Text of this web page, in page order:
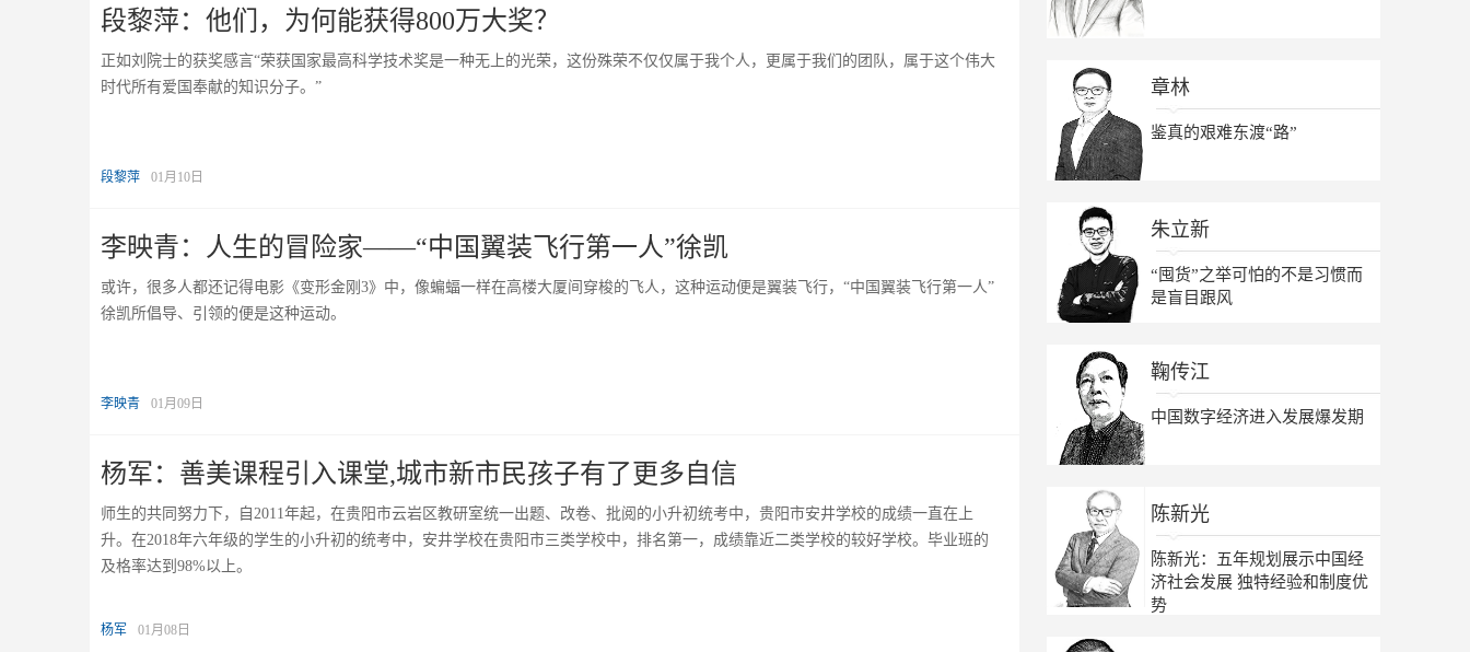
段黎萍：他们，为何能获得800万大奖？
正如刘院士的获奖感言“荣获国家最高科学技术奖是一种无上的光荣，这份殊荣不仅仅属于我个人，更属于我们的团队，属于这个伟大
时代所有爱国奉献的知识分子。”
段黎萍 01月10日
李映青：人生的冒险家——“中国翼装飞行第一人”徐凯
或许，很多人都还记得电影《变形金刚3》中，像蝙蝠一样在高楼大厦间穿梭的飞人，这种运动便是翼装飞行，“中国翼装飞行第一人”
徐凯所倡导、引领的便是这种运动。
李映青 01月09日
杨军：善美课程引入课堂,城市新市民孩子有了更多自信
师生的共同努力下，自2011年起，在贵阳市云岩区教研室统一出题、改卷、批阅的小升初统考中，贵阳市安井学校的成绩一直在上
升。在2018年六年级的学生的小升初的统考中，安井学校在贵阳市三类学校中，排名第一，成绩靠近二类学校的较好学校。毕业班的
及格率达到98%以上。
杨军 01月08日
章林
鉴真的艰难东渡“路”
朱立新
“囤货”之举可怕的不是习惯而
是盲目跟风
鞠传江
中国数字经济进入发展爆发期
陈新光
陈新光：五年规划展示中国经
济社会发展 独特经验和制度优
势